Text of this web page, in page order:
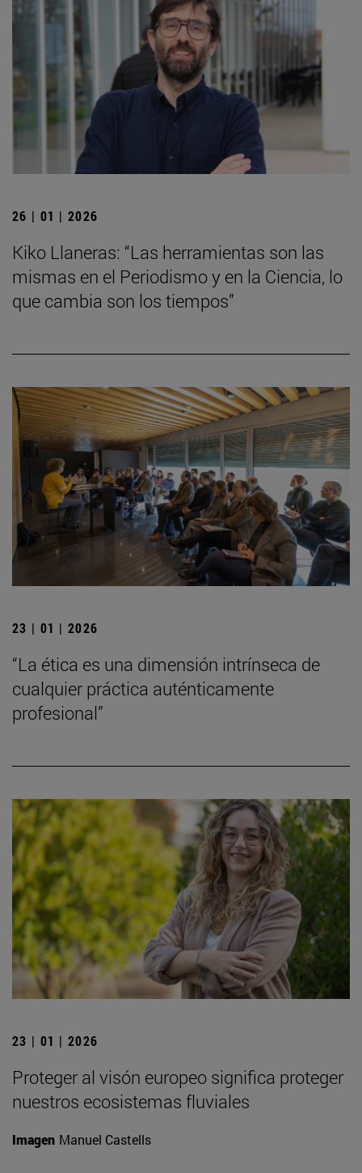
26 | 01 | 2026
Kiko Llaneras: “Las herramientas son las
mismas en el Periodismo y en la Ciencia, lo
que cambia son los tiempos”
23 | 01 | 2026
“La ética es una dimensión intrínseca de
cualquier práctica auténticamente
profesional”
23 | 01 | 2026
Proteger al visón europeo significa proteger
nuestros ecosistemas fluviales
Imagen Manuel Castells